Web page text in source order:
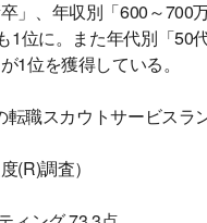
」、年収別「600～700万
1位に。また年代別「50
1位を獲得している。
転職スカウトサービスラ
(R)調査）